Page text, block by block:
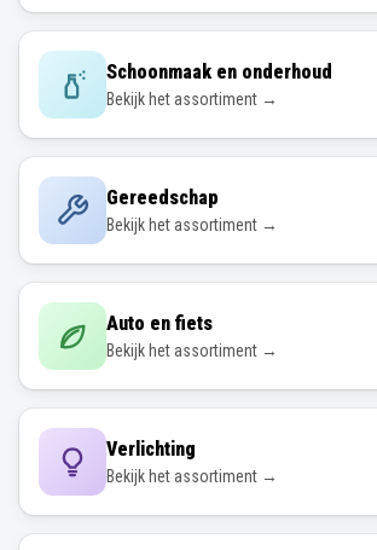
Schoonmaak en onderhoud
Bekijk het assortiment →
Gereedschap
Bekijk het assortiment →
Auto en fiets
Bekijk het assortiment →
Verlichting
Bekijk het assortiment →